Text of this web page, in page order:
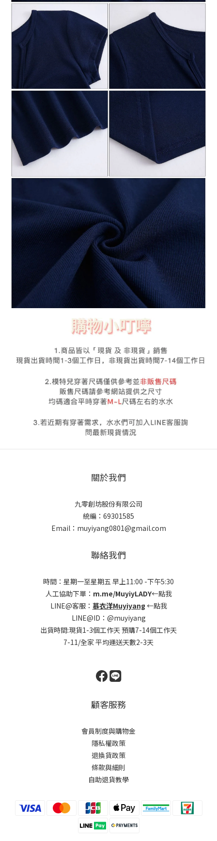
關於我們
九零創坊股份有限公司
統編：69301585
Email：muyiyang0801@gmail.com
聯絡我們
時間：星期一至星期五 早上11:00 -下午5:30
人工協助下單： m.me/MuyiyLADY←點我
LINE@客服： 慕衣洋Muyiyang ←點我
LINE@ID：@muyiyang
出貨時間:現貨1-3個工作天 預購7-14個工作天
7-11/全家 平均運送天數2-3天
顧客服務
會員制度與購物金
隱私權政策
退換貨政策
條款與細則
自助退貨教學